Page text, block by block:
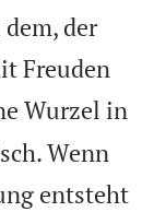
der
Freuden
Wurzel in
Wenn
entsteht